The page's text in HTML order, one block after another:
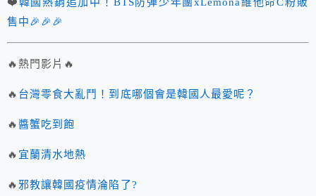
❤️韓國熱銷追加中！BTS防彈少年團xLemona維他命C粉販
售中🎉🎉🎉
🔥熱門影片🔥
🔥 台灣零食大亂鬥！到底哪個會是韓國人最愛呢？
🔥醬蟹吃到飽
🔥 宜蘭清水地熱
🔥邪教讓韓國疫情淪陷了?